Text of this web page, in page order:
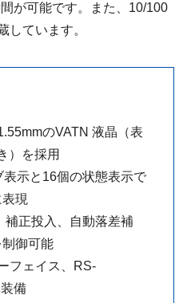
が可能です。また、10/100
しています。
のVATN 液晶（表
）を採用
表示と16個の状態表示で
現
補正投入、自動落差補
御可能
フェイス、RS-
備